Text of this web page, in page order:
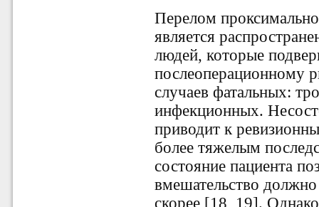
Перелом
является
людей, которые
послеоперационному
случаев фатальных:
инфекционных.
приводит к
более тяжелым
состояние пациента
вмешательство
скорее [18, 19].